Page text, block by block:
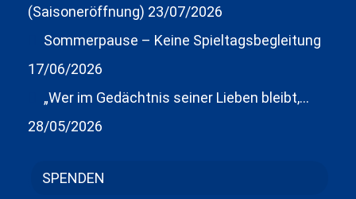
(Saisoneröffnung) 23/07/2026
Sommerpause – Keine Spieltagsbegleitung
17/06/2026
„Wer im Gedächtnis seiner Lieben bleibt,…
28/05/2026
SPENDEN